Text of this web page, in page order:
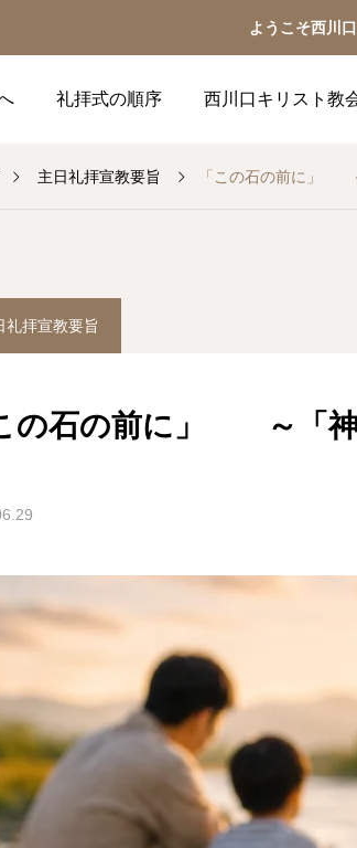
ようこそ西川
礼拝式の順序 西川口キリスト教
主日礼拝宣教要旨 「この石の前に」
礼拝宣教要旨
の石の前に」 ～「